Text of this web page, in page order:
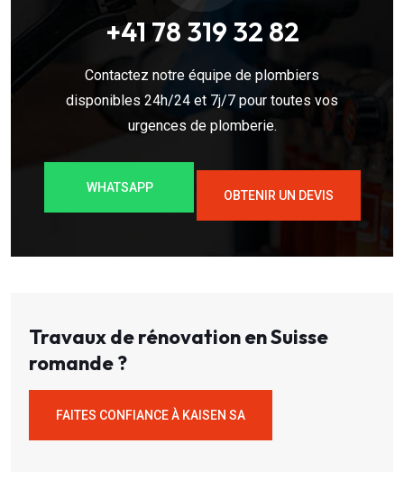
+41 78 319 32 82
Contactez notre équipe de plombiers
disponibles 24h/24 et 7j/7 pour toutes vos
urgences de plomberie.
WHATSAPP
OBTENIR UN DEVIS
Travaux de rénovation en Suisse
romande ?
FAITES CONFIANCE À KAISEN SA